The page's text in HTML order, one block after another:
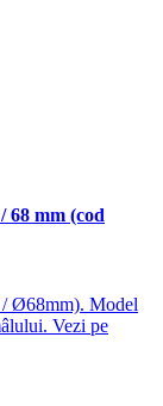
68 mm (cod
Ø68mm). Model
Vezi pe